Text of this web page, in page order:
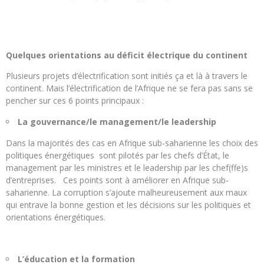
Quelques orientations au déficit électrique du continent
Plusieurs projets d’électrification sont initiés ça et là à travers le
continent. Mais l’électrification de l’Afrique ne se fera pas sans se
pencher sur ces 6 points principaux :
La gouvernance/le management/le leadership
Dans la majorités des cas en Afrique sub-saharienne les choix des
politiques énergétiques sont pilotés par les chefs d’État, le
management par les ministres et le leadership par les chef(ffe)s
d’entreprises. Ces points sont à améliorer en Afrique sub-
saharienne. La corruption s’ajoute malheureusement aux maux
qui entrave la bonne gestion et les décisions sur les politiques et
orientations énergétiques.
L’éducation et la formation